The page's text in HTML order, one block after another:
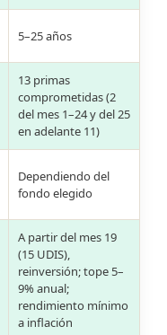
5–25 años
13 primas
comprometidas (2
del mes 1–24 y del 25
en adelante 11)
Dependiendo del
fondo elegido
A partir del mes 19
(15 UDIS),
reinversión; tope 5–
9% anual;
rendimiento mínimo
a inflación